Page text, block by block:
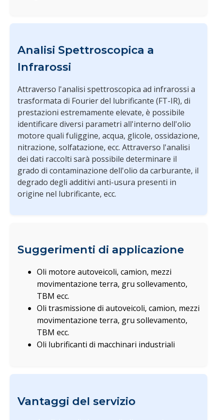
Analisi Spettroscopica a
Infrarossi
Attraverso l'analisi spettroscopica ad infrarossi a
trasformata di Fourier del lubrificante (FT-IR), di
prestazioni estremamente elevate, è possibile
identificare diversi parametri all'interno dell'olio
motore quali fuliggine, acqua, glicole, ossidazione,
nitrazione, solfatazione, ecc. Attraverso l'analisi
dei dati raccolti sarà possibile determinare il
grado di contaminazione dell'olio da carburante, il
degrado degli additivi anti-usura presenti in
origine nel lubrificante, ecc.
Suggerimenti di applicazione
Oli motore autoveicoli, camion, mezzi
movimentazione terra, gru sollevamento,
TBM ecc.
Oli trasmissione di autoveicoli, camion, mezzi
movimentazione terra, gru sollevamento,
TBM ecc.
Oli lubrificanti di macchinari industriali
Vantaggi del servizio